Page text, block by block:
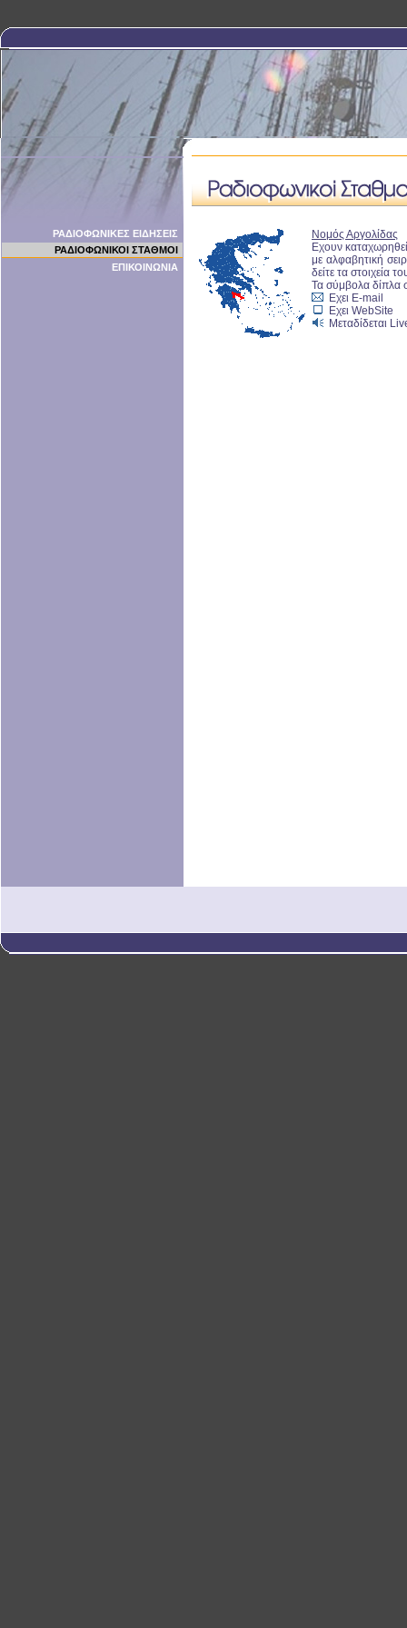
ΡΑΔΙΟΦΩΝΙΚΕΣ ΕΙΔΗΣΕΙΣ
ΡΑΔΙΟΦΩΝΙΚΟΙ ΣΤΑΘΜΟΙ
ΕΠΙΚΟΙΝΩΝΙΑ
Νομός Αργολίδας
Εχουν
με αλφαβητική
δείτε τα στοιχεία
Τα σύμβολα δίπλα
Εχει E-mail
Εχει WebSite
Μεταδίδεται